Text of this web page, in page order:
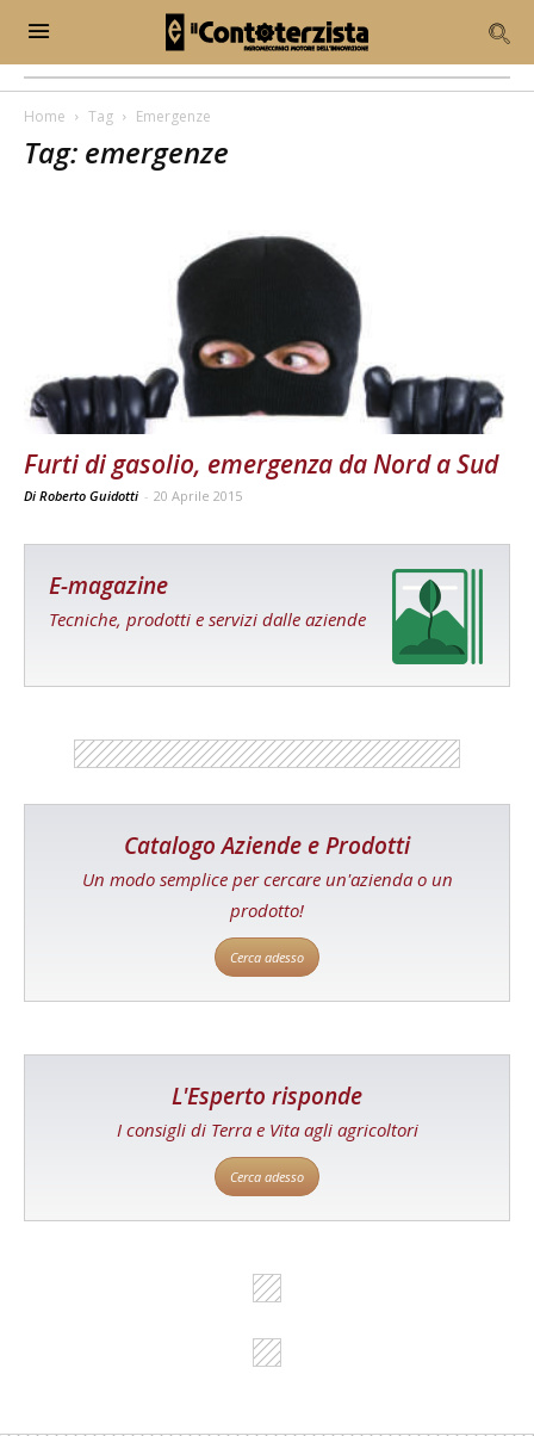
Home Tag Emergenze
Tag: emergenze
Furti di gasolio, emergenza da Nord a Sud
Di Roberto Guidotti - 20 Aprile 2015
E-magazine
Tecniche, prodotti e servizi dalle aziende
Catalogo Aziende e Prodotti
Un modo semplice per cercare un'azienda o un
prodotto!
Cerca adesso
L'Esperto risponde
I consigli di Terra e Vita agli agricoltori
Cerca adesso